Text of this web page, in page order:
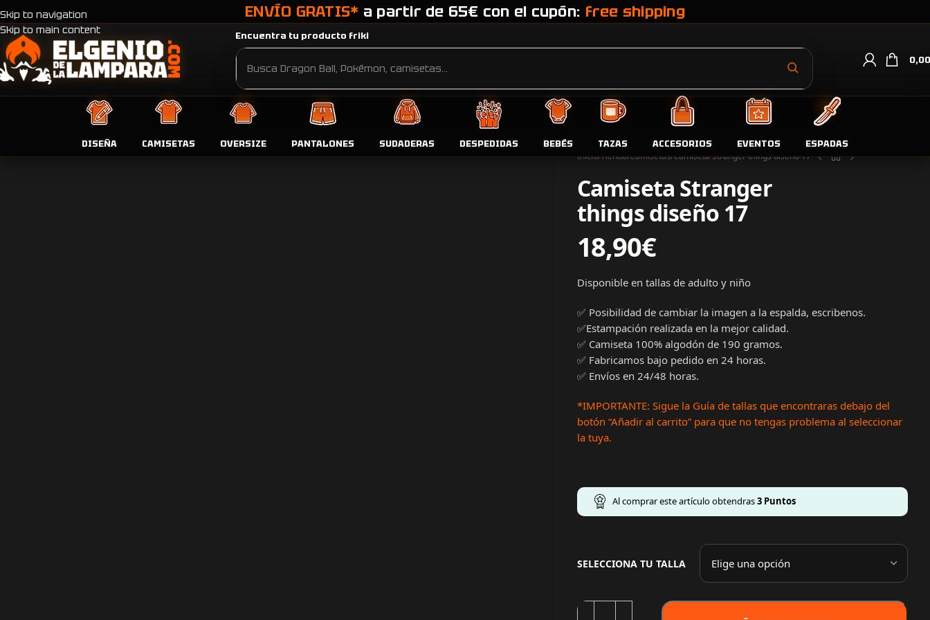
Skip to navigation
Skip to main content
ENVÍO GRATIS* a partir de 65€ con el cupón: free shipping
Encuentra tu producto friki
0,00
DISEÑA CAMISETAS OVERSIZE PANTALONES SUDADERAS DESPEDIDAS BEBÉS TAZAS ACCESORIOS EVENTOS
ESPADAS
Inicio Tienda Camisetas Camiseta Stranger things diseño 17
Camiseta Stranger
things diseño 17
18,90€
Disponible en tallas de adulto y niño
✅ Posibilidad de cambiar la imagen a la espalda, escribenos.
✅Estampación realizada en la mejor calidad.
✅ Camiseta 100% algodón de 190 gramos.
✅ Fabricamos bajo pedido en 24 horas.
✅ Envíos en 24/48 horas.
*IMPORTANTE: Sigue la Guía de tallas que encontraras debajo del
botón “Añadir al carrito” para que no tengas problema al seleccionar
la tuya.
Al comprar este artículo obtendras3Puntos
SELECCIONA TU TALLA